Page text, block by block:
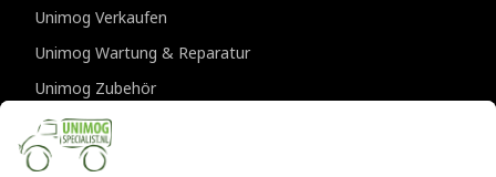
Unimog Verkaufen
Unimog Wartung & Reparatur
Unimog Zubehör
Unimog APK-prufungen
KONTAKTDATEN